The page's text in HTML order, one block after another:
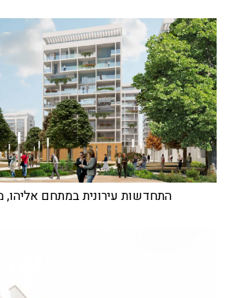
התחדשות עירונית במתחם אליהו,